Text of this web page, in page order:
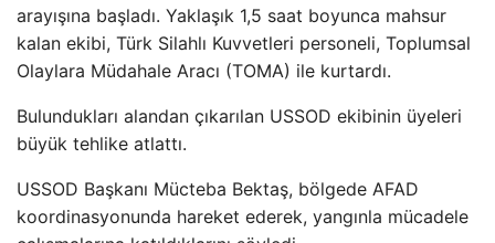
arayışına başladı. Yaklaşık 1,5 saat boyunca mahsur
kalan ekibi, Türk Silahlı Kuvvetleri personeli, Toplumsal
Olaylara Müdahale Aracı (TOMA) ile kurtardı.
Bulundukları alandan çıkarılan USSOD ekibinin üyeleri
büyük tehlike atlattı.
USSOD Başkanı Mücteba Bektaş, bölgede AFAD
koordinasyonunda hareket ederek, yangınla mücadele